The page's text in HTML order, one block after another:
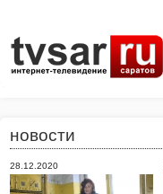
новости
28.12.2020